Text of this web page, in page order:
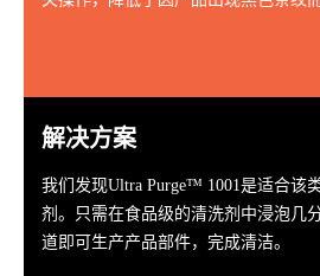
解决方案
我们发现Ultra Purge™ 1001是适合该
剂。只需在食品级的清洗剂中浸泡几
道即可生产产品部件，完成清洁。